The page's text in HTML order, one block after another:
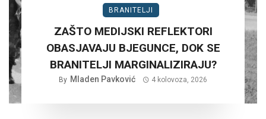
BRANITELJI
ZAŠTO MEDIJSKI REFLEKTORI
OBASJAVAJU BJEGUNCE, DOK SE
BRANITELJI MARGINALIZIRAJU?
By Mladen Pavković 4 kolovoza, 2026